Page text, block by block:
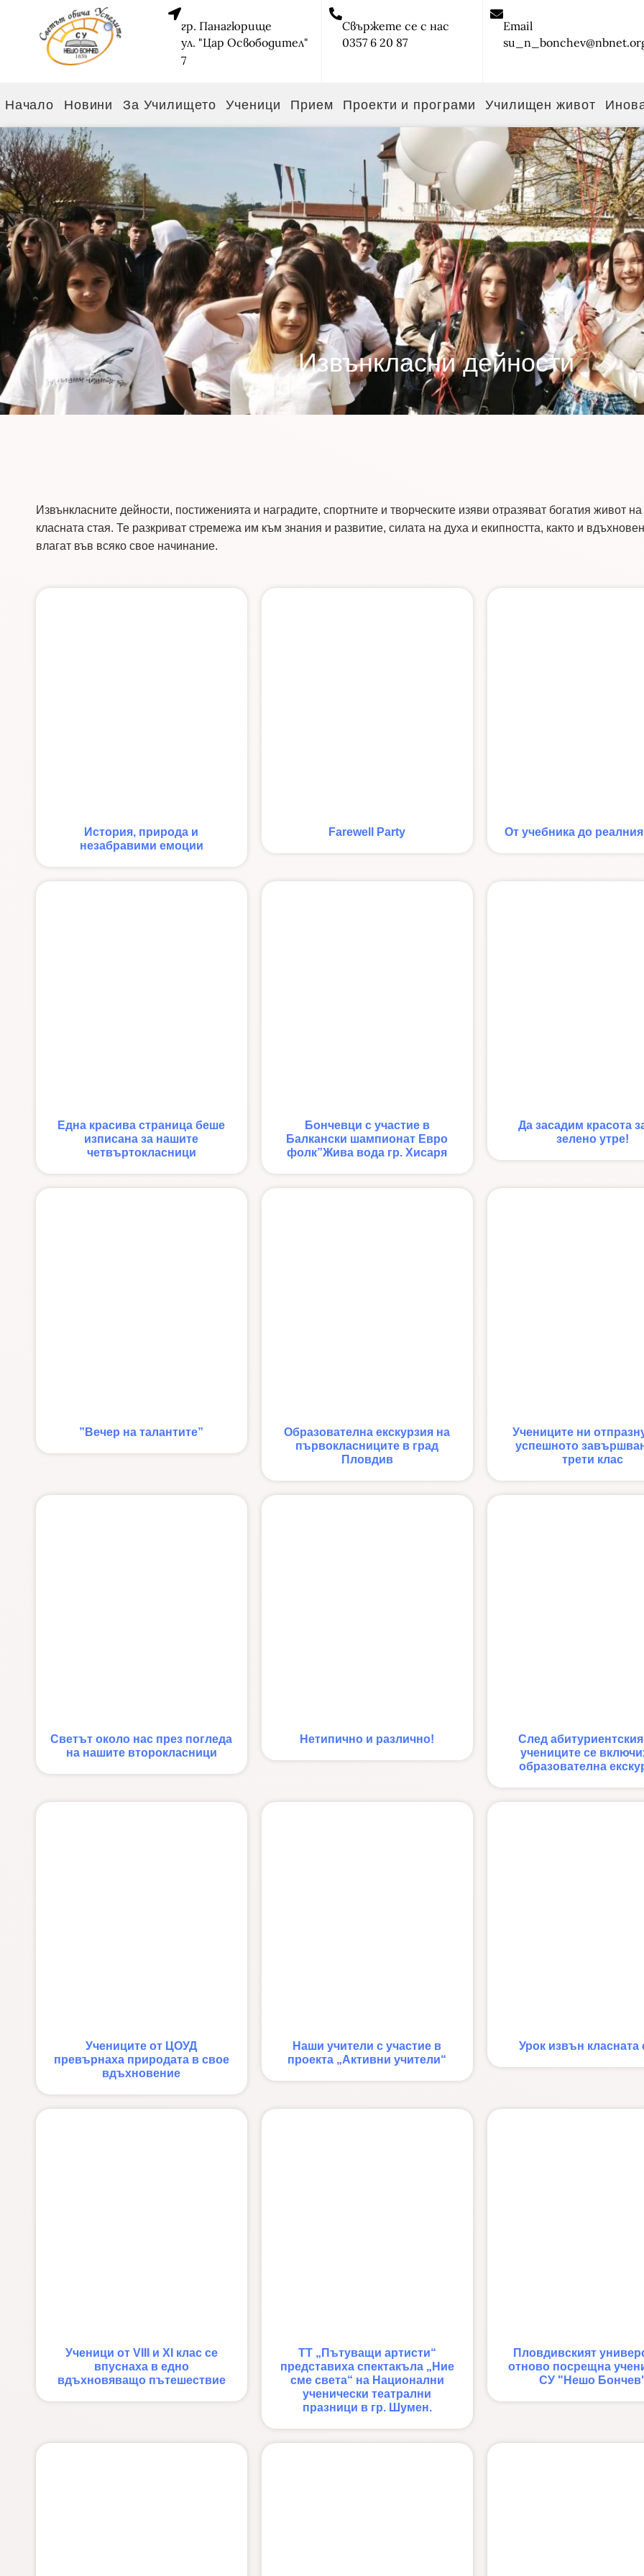
гр. Панагюрище
ул. "Цар Освободител"
7
Свържете се с нас
0357 6 20 87
Email
Начало Новини За Училището Ученици Прием Проекти и програми Училищен живот
Извънкласни дейности
Извънкласните дейности, постиженията и наградите, спортните и творческите изяви отразяват богатия живот
класната стая. Те разкриват стремежа им към знания и развитие, силата на духа и екипността, както и
влагат във всяко свое начинание.
История, природа и
незабравими емоции
Farewell Party От учебника до
Една красива страница беше
изписана за нашите
четвъртокласници
Бончевци с участие в
Балкански шампионат Евро
фолк”Жива вода гр. Хисаря
Да засадим красота
зелено утре!
”Вечер на талантите”
Образователна екскурзия на
първокласниците в град
Пловдив
Учениците ни
успешното
трети клас
Светът около нас през погледа
на нашите второкласници
Нетипично и различно!
След
учениците се
образователна
Учениците от ЦОУД
превърнаха природата в свое
вдъхновение
Наши учители с участие в
проекта „Активни учители“
Урок извън класната
Ученици от VIII и XI клас се
впуснаха в едно
вдъхновяващо пътешествие
ТТ „Пътуващи артисти“
представиха спектакъла „Ние
сме света“ на Национални
ученически театрални
празници в гр. Шумен.
Пловдивският
отново посрещна
СУ "Нешо